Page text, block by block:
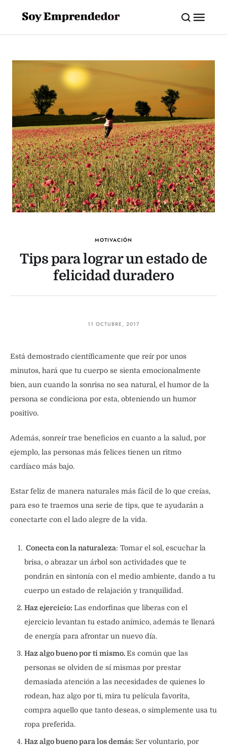
MOTIVACIÓN
Tips para lograr un estado de
felicidad duradero
11 OCTUBRE, 2017
Está demostrado científicamente que reír por unos
minutos, hará que tu cuerpo se sienta emocionalmente
bien, aun cuando la sonrisa no sea natural, el humor de la
persona se condiciona por esta, obteniendo un humor
positivo.
Además, sonreír trae beneficios en cuanto a la salud, por
ejemplo, las personas más felices tienen un ritmo
cardíaco más bajo.
Estar feliz de manera naturales más fácil de lo que creías,
para eso te traemos una serie de tips, que te ayudarán a
conectarte con el lado alegre de la vida.
Conecta con la naturaleza: Tomar el sol, escuchar la
brisa, o abrazar un árbol son actividades que te
pondrán en sintonía con el medio ambiente, dando a tu
cuerpo un estado de relajación y tranquilidad.
Haz ejercicio: Las endorfinas que liberas con el
ejercicio levantan tu estado anímico, además te llenará
de energía para afrontar un nuevo día.
Haz algo bueno por ti mismo.Es común que las
personas se olviden de sí mismas por prestar
demasiada atención a las necesidades de quienes lo
rodean, haz algo por ti, mira tu película favorita,
compra aquello que tanto deseas, o simplemente usa tu
ropa preferida.
Haz algo bueno para los demás: Ser voluntario, por